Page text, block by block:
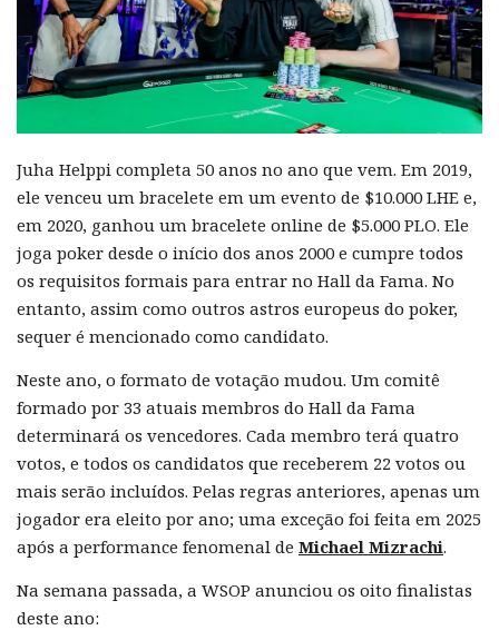
Juha Helppi completa 50 anos no ano que vem. Em 2019,
ele venceu um bracelete em um evento de $10.000 LHE e,
em 2020, ganhou um bracelete online de $5.000 PLO. Ele
joga poker desde o início dos anos 2000 e cumpre todos
os requisitos formais para entrar no Hall da Fama. No
entanto, assim como outros astros europeus do poker,
sequer é mencionado como candidato.
Neste ano, o formato de votação mudou. Um comitê
formado por 33 atuais membros do Hall da Fama
determinará os vencedores. Cada membro terá quatro
votos, e todos os candidatos que receberem 22 votos ou
mais serão incluídos. Pelas regras anteriores, apenas um
jogador era eleito por ano; uma exceção foi feita em 2025
após a performance fenomenal de Michael Mizrachi.
Na semana passada, a WSOP anunciou os oito finalistas
deste ano: